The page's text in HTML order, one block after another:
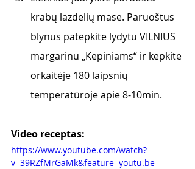
krabų lazdelių mase. Paruoštus
blynus patepkite lydytu VILNIUS
margarinu „Kepiniams“ ir kepkite
orkaitėje 180 laipsnių
temperatūroje apie 8-10min.
Video receptas:
https://www.youtube.com/watch?
v=39RZfMrGaMk&feature=youtu.be